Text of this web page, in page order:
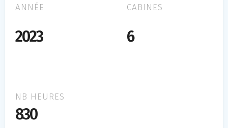
ANNÉE
2023
CABINES
6
NB HEURES
830